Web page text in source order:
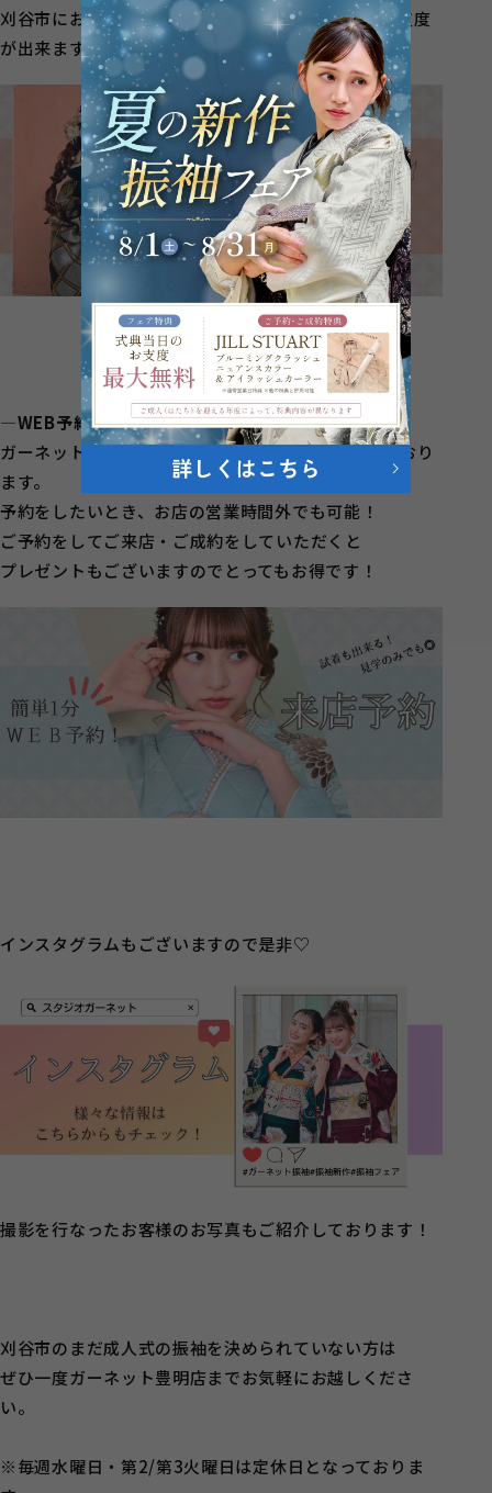
刈谷市にお住いの方も、行きやすい提携美容院でお支度
が出来ます◎
―WEB予約について―
ガーネットでは現在WEBからのご予約を受け付けており
ます。
予約をしたいとき、お店の営業時間外でも可能！
ご予約をしてご来店・ご成約をしていただくと
プレゼントもございますのでとってもお得です！
インスタグラムもございますので是非♡
撮影を行なったお客様のお写真もご紹介しております！
刈谷市のまだ成人式の振袖を決められていない方は
ぜひ一度ガーネット豊明店までお気軽にお越しくださ
い。
※毎週水曜日・第2/第3火曜日は定休日となっておりま